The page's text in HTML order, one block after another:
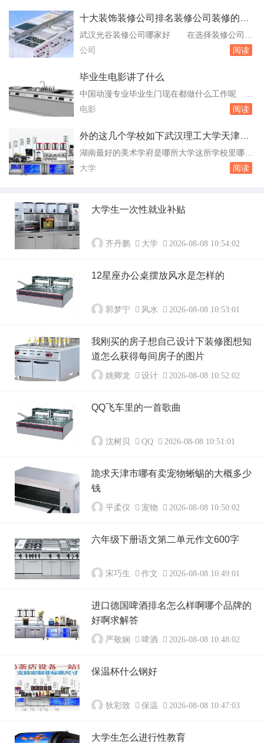
这种情况其实是可以考虑复读，复读一年，除。
校："；3+2"；高职学校是指中专和大专连读的
学校，前...
十大装饰装修公司排名装修公司装修的优
势有哪些
武汉光谷装修公司哪家好 在选择装修公司
时，可以先到工商局查询公司是否有营业执照等
修公司排名前十强排行榜首，20。武汉方林装
供徽派工艺和48项金钻施工工艺。武汉业之峰装
饰：武汉十大环保家装公司之一，在武汉。装修
公司 阅读
毕业生电影讲了什么
中国动漫专业毕业生门现在都做什么工作呢
中国动漫专业毕业生的就业方向主要包括：动画
径。他们可以在动画公司、游戏公司、影视制作
家：一些有才华的动漫专业毕业生可能会选择成
为漫画家，创作自己的漫画作品。他们可以在出
电影 阅读
外的这几个学校如下武汉理工大学天津美
术学院景德镇陶瓷学院
湖南最好的美术学府是哪所大学这所学校里哪个
美术类的专业又是最 大学A20景德镇陶瓷学
南师范大学、山西大学、华中师范大学、西南大
学、西藏大学、吉林大学、四川音乐学院、浙江
大学 阅读
大学生一次性就业补贴
齐丹鹏 大学 2026-08-08 10:54:02
12星座办公桌摆放风水是怎样的
郭梦宁 风水 2026-08-08 10:53:01
我刚买的房子想自己设计下装修图想知
道怎么获得每间房子的图片
姚卿龙 设计 2026-08-08 10:52:02
QQ飞车里的一首歌曲
沈树贝 QQ 2026-08-08 10:51:01
跪求天津市哪有卖宠物蜥蜴的大概多少
钱
平柔仪 宠物 2026-08-08 10:50:02
六年级下册语文第二单元作文600字
宋巧生 作文 2026-08-08 10:49:01
进口德国啤酒排名怎么样啊哪个品牌的
好啊求解答
严敬娴 啤酒 2026-08-08 10:48:02
保温杯什么钢好
狄彩致 保温 2026-08-08 10:47:03
大学生怎么进行性教育